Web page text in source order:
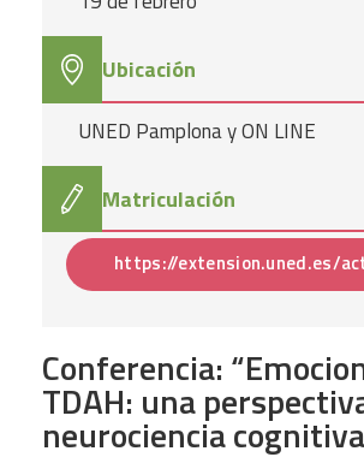
Ubicación
UNED Pamplona y ON LINE
Matriculación
https://extension.uned.es/
Conferencia:
TDAH: una
neurociencia